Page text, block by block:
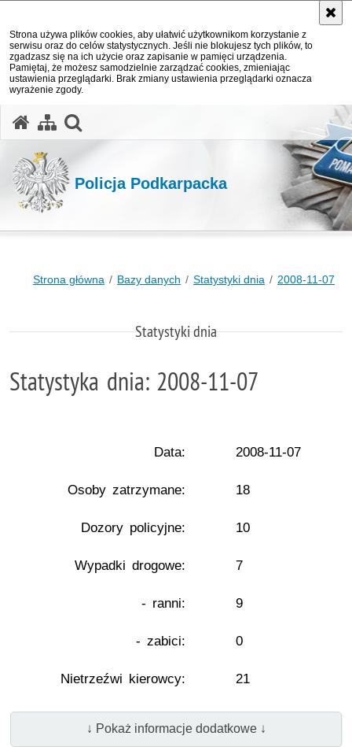
Strona używa plików cookies, aby ułatwić użytkownikom korzystanie z
serwisu oraz do celów statystycznych. Jeśli nie blokujesz tych plików, to
zgadzasz się na ich użycie oraz zapisanie w pamięci urządzenia.
Pamiętaj, że możesz samodzielnie zarządzać cookies, zmieniając
ustawienia przeglądarki. Brak zmiany ustawienia przeglądarki oznacza
wyrażenie zgody.
Policja Podkarpacka
Strona główna Bazy danych Statystyki dnia 2008-11-07
Statystyki dnia
Statystyka dnia: 2008-11-07
Data: 2008-11-07
Osoby zatrzymane: 18
Dozory policyjne: 10
Wypadki drogowe: 7
- ranni: 9
- zabici: 0
Nietrzeźwi kierowcy: 21
↓ Pokaż informacje dodatkowe ↓